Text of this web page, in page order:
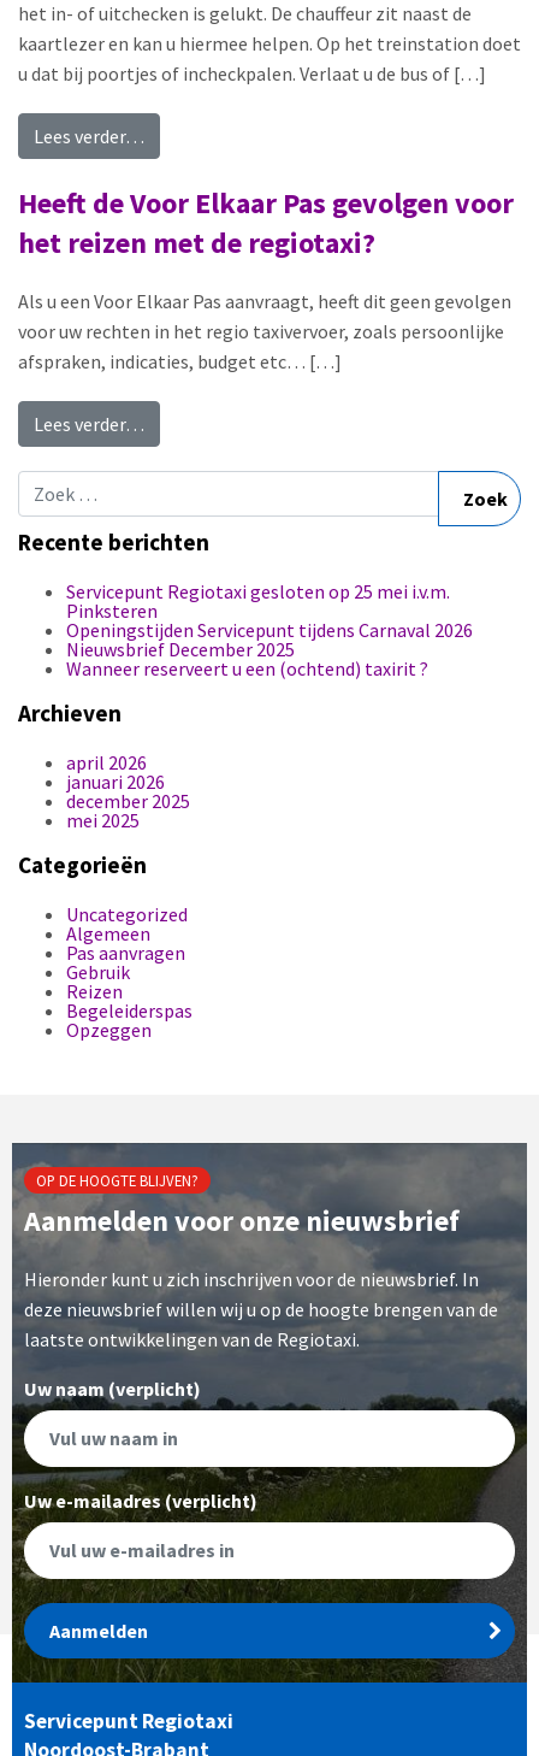
het in- of uitchecken is gelukt. De chauffeur zit naast de
kaartlezer en kan u hiermee helpen. Op het treinstation doet
u dat bij poortjes of incheckpalen. Verlaat u de bus of […]
Lees verder…
Heeft de Voor Elkaar Pas gevolgen voor
het reizen met de regiotaxi?
Als u een Voor Elkaar Pas aanvraagt, heeft dit geen gevolgen
voor uw rechten in het regio taxivervoer, zoals persoonlijke
afspraken, indicaties, budget etc… […]
Lees verder…
Zoek naar:
Recente berichten
Servicepunt Regiotaxi gesloten op 25 mei i.v.m.
Pinksteren
Openingstijden Servicepunt tijdens Carnaval 2026
Nieuwsbrief December 2025
Wanneer reserveert u een (ochtend) taxirit ?
Archieven
april 2026
januari 2026
december 2025
mei 2025
Categorieën
Uncategorized
Algemeen
Pas aanvragen
Gebruik
Reizen
Begeleiderspas
Opzeggen
OP DE HOOGTE BLIJVEN?
Aanmelden voor onze nieuwsbrief
Hieronder kunt u zich inschrijven voor de nieuwsbrief. In
deze nieuwsbrief willen wij u op de hoogte brengen van de
laatste ontwikkelingen van de Regiotaxi.
Uw naam (verplicht)
Uw e-mailadres (verplicht)
Aanmelden
Servicepunt Regiotaxi
Noordoost-Brabant